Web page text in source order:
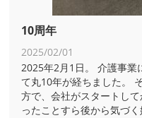
10周年
2025/02/01
2025年2月1日。 介護事業
て丸10年が経ちました。
方で、会社がスタートし
ったことすら後から気づ